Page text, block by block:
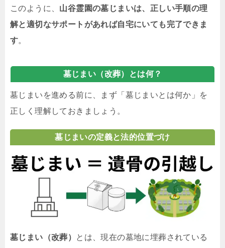
このように、 山谷霊園の墓じまいは、正しい手順の理
解と適切なサポートがあれば自宅にいても完了できま
す。
墓じまい（改葬）とは何？
墓じまいを進める前に、まず「墓じまいとは何か」を
正しく理解しておきましょう。
墓じまいの定義と法的位置づけ
墓じまい（改葬）
とは、現在の墓地に埋葬されている